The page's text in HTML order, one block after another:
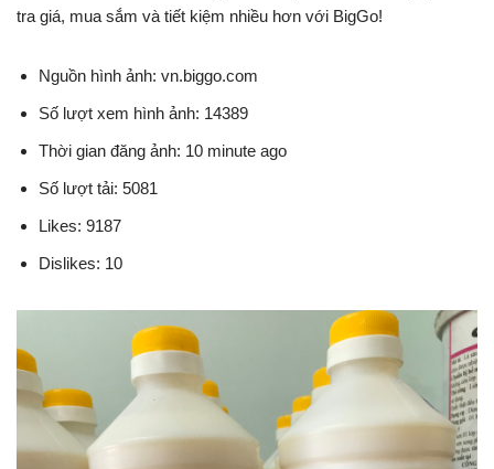
tra giá, mua sắm và tiết kiệm nhiều hơn với BigGo!
Nguồn hình ảnh: vn.biggo.com
Số lượt xem hình ảnh: 14389
Thời gian đăng ảnh: 10 minute ago
Số lượt tải: 5081
Likes: 9187
Dislikes: 10